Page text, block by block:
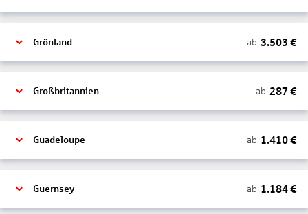
Grönland ab 3.503 €
Großbritannien ab 287 €
Guadeloupe ab 1.410€
Guernsey ab 1.184€